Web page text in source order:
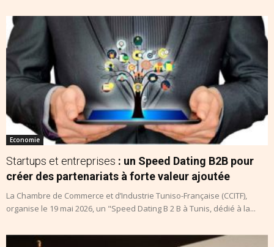
Economie
Startups et entreprises : un Speed Dating B2B pour
créer des partenariats à forte valeur ajoutée
La Chambre de Commerce et d’Industrie Tuniso-Française (CCITF),
organise le 19 mai 2026, un "Speed Dating B 2 B à Tunis, dédié à la...